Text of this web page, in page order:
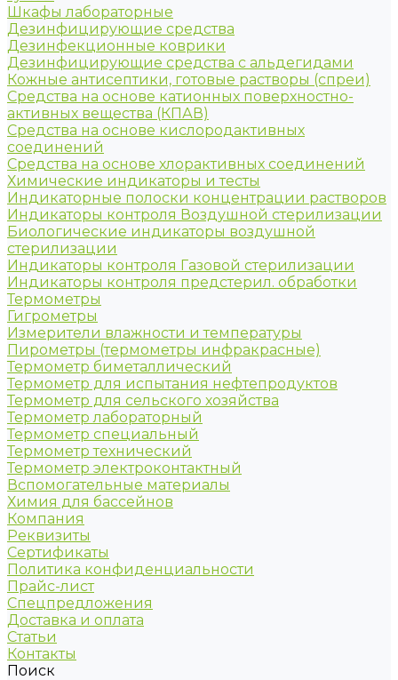
Шкафы лабораторные
Дезинфицирующие средства
Дезинфекционные коврики
Дезинфицирующие средства с альдегидами
Кожные антисептики, готовые растворы (спреи)
Средства на основе катионных поверхностно-
активных вещества (КПАВ)
Средства на основе кислородактивных
соединений
Средства на основе хлорактивных соединений
Химические индикаторы и тесты
Индикаторные полоски концентрации растворов
Индикаторы контроля Воздушной стерилизации
Биологические индикаторы воздушной
стерилизации
Индикаторы контроля Газовой стерилизации
Индикаторы контроля предстерил. обработки
Термометры
Гигрометры
Измерители влажности и температуры
Пирометры (термометры инфракрасные)
Термометр биметаллический
Термометр для испытания нефтепродуктов
Термометр для сельского хозяйства
Термометр лабораторный
Термометр специальный
Термометр технический
Термометр электроконтактный
Вспомогательные материалы
Химия для бассейнов
Компания
Реквизиты
Сертификаты
Политика конфиденциальности
Прайс-лист
Спецпредложения
Доставка и оплата
Статьи
Контакты
Поиск